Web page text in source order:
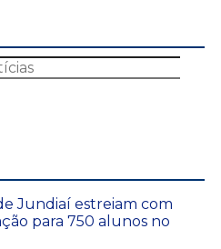
Jundiaí estreiam com
para 750 alunos no